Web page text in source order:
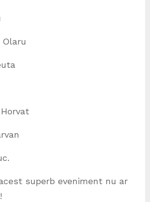
Olaru
superb eveniment nu ar